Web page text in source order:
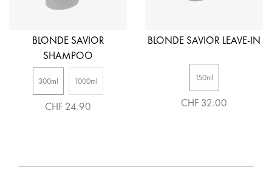
BLONDE SAVIOR
SHAMPOO
300ml 1000ml
CHF 24.90
BLONDE SAVIOR LEAVE-IN
150ml
CHF 32.00